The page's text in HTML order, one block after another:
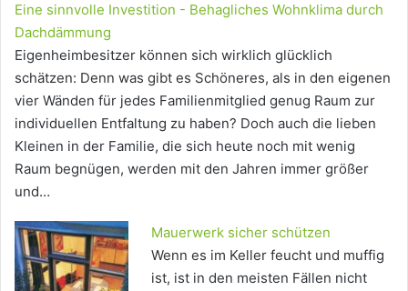
Eine sinnvolle Investition - Behagliches Wohnklima durch
Dachdämmung
Eigenheimbesitzer können sich wirklich glücklich
schätzen: Denn was gibt es Schöneres, als in den eigenen
vier Wänden für jedes Familienmitglied genug Raum zur
individuellen Entfaltung zu haben? Doch auch die lieben
Kleinen in der Familie, die sich heute noch mit wenig
Raum begnügen, werden mit den Jahren immer größer
und…
Mauerwerk sicher schützen
Wenn es im Keller feucht und muffig
ist, ist in den meisten Fällen nicht